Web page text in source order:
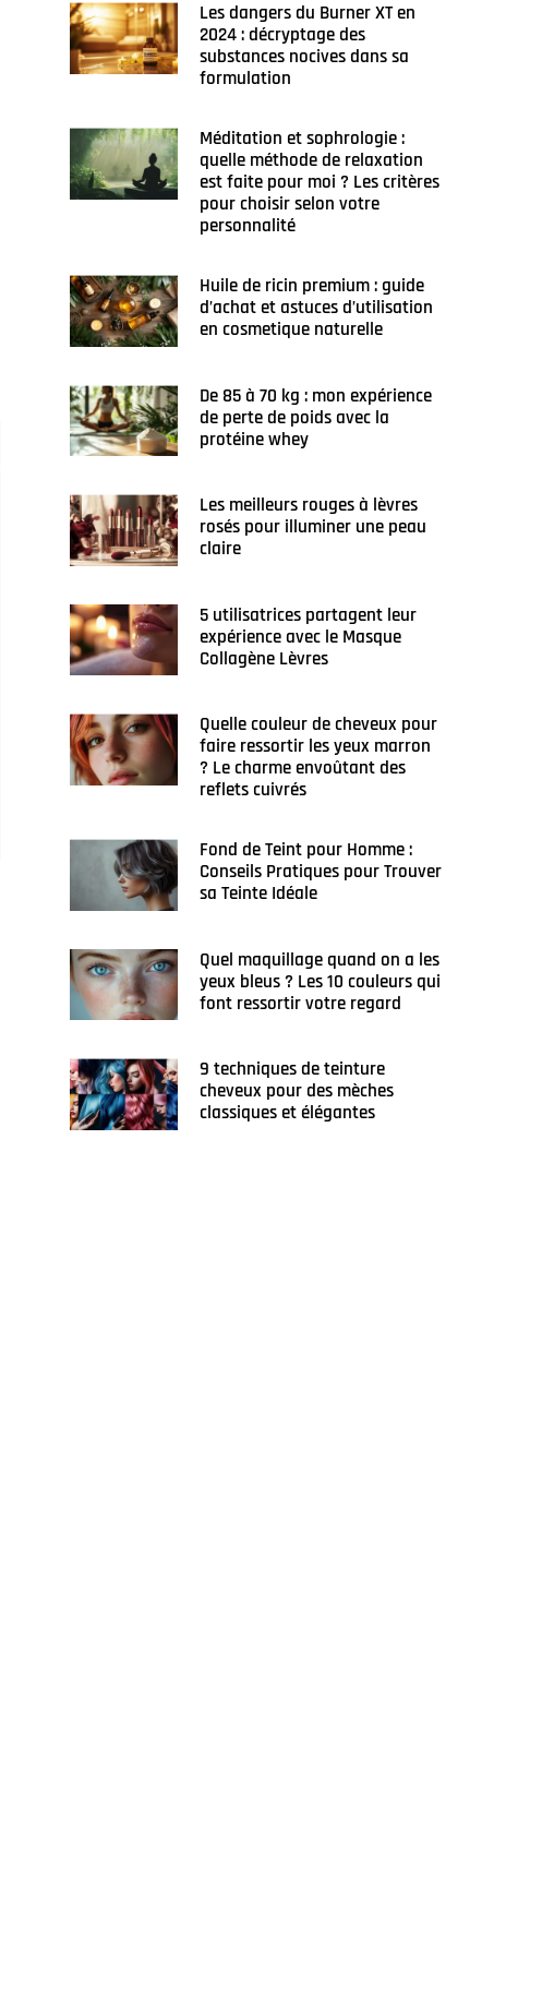
Les dangers du Burner XT en
2024 : décryptage des
substances nocives dans sa
formulation
Méditation et sophrologie :
quelle méthode de relaxation
est faite pour moi ? Les critères
pour choisir selon votre
personnalité
Huile de ricin premium : guide
d’achat et astuces d’utilisation
en cosmetique naturelle
De 85 à 70 kg : mon expérience
de perte de poids avec la
protéine whey
Les meilleurs rouges à lèvres
rosés pour illuminer une peau
claire
5 utilisatrices partagent leur
expérience avec le Masque
Collagène Lèvres
Quelle couleur de cheveux pour
faire ressortir les yeux marron
? Le charme envoûtant des
reflets cuivrés
Fond de Teint pour Homme :
Conseils Pratiques pour Trouver
sa Teinte Idéale
Quel maquillage quand on a les
yeux bleus ? Les 10 couleurs qui
font ressortir votre regard
9 techniques de teinture
cheveux pour des mèches
classiques et élégantes